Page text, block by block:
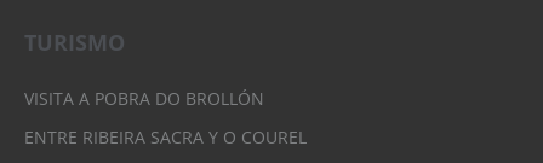
TURISMO
VISITA A POBRA DO BROLLÓN
ENTRE RIBEIRA SACRA Y O COUREL